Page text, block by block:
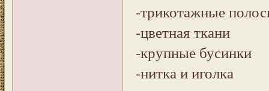
-трикотажные
-цветная ткани
-крупные бусинки
-нитка и иголка